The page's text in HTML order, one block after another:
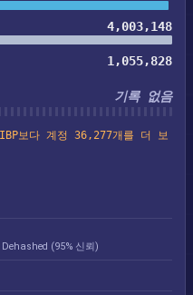
4,003,148
1,055,828
기록 없음
HIBP보다 계정 36,277개를 더 보
(95% 신뢰)